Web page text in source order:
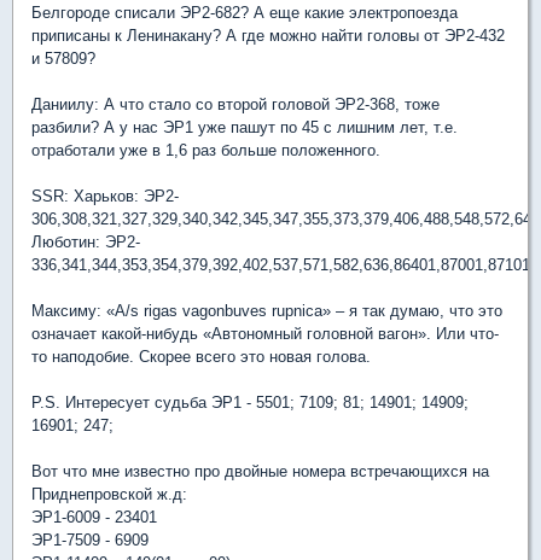
Белгороде списали ЭР2-682? А еще какие электропоезда
приписаны к Ленинакану? А где можно найти головы от ЭР2-432
и 57809?
Даниилу: А что стало со второй головой ЭР2-368, тоже
разбили? А у нас ЭР1 уже пашут по 45 с лишним лет, т.е.
отработали уже в 1,6 раз больше положенного.
SSR: Харьков: ЭР2-
Люботин: ЭР2-
Максиму: «A/s rigas vagonbuves rupnica» – я так думаю, что это
означает какой-нибудь «Автономный головной вагон». Или что-
то наподобие. Скорее всего это новая голова.
P.S. Интересует судьба ЭР1 - 5501; 7109; 81; 14901; 14909;
16901; 247;
Вот что мне известно про двойные номера встречающихся на
Приднепровской ж.д:
ЭР1-6009 - 23401
ЭР1-7509 - 6909